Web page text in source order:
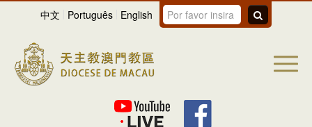
中文 Português English